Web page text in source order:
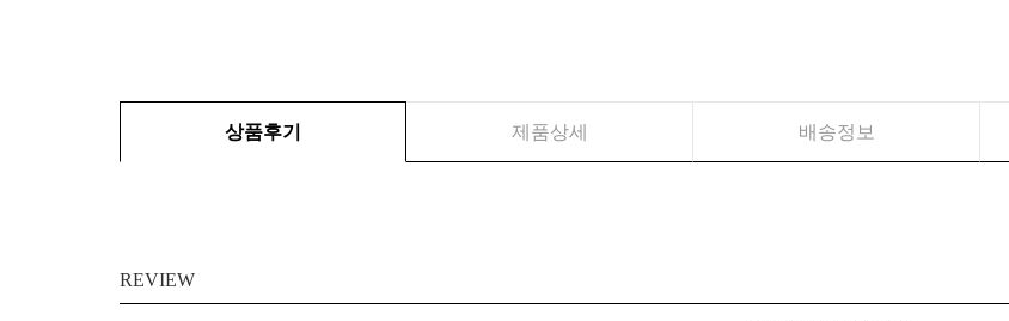
상품후기 제품상세 배송정보
REVIEW